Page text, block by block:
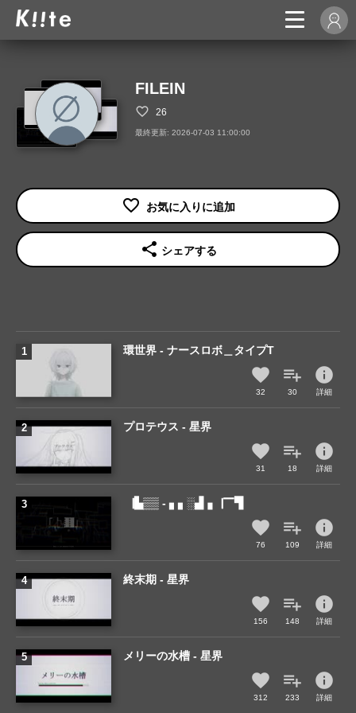
FILEIN
26
最終更新: 2026-07-03 11:00:00
share シェアする
環世界 - ナースロボ＿タイプT
32 30
info
詳細
プロテウス - 星界
31 18
info
詳細
▕▙▒▒ - ▖▖░▟▗▕▔▜
76 109
info
詳細
終末期 - 星界
156 148
info
詳細
メリーの水槽 - 星界
312 233
info
詳細